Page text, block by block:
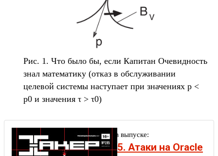
Рис. 1. Что было бы, если Капитан Очевидность
знал математику (отказ в обслуживании
целевой системы наступает при значениях p <
p0 и значения τ > τ0)
Другие статьи в выпуске:
Хакер #195. Атаки на Oracle